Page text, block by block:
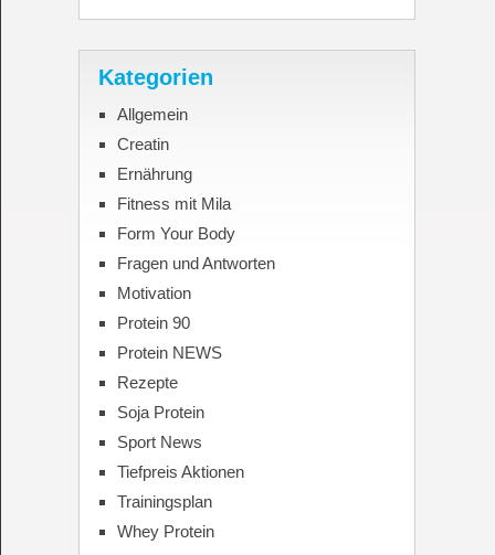
Kategorien
Allgemein
Creatin
Ernährung
Fitness mit Mila
Form Your Body
Fragen und Antworten
Motivation
Protein 90
Protein NEWS
Rezepte
Soja Protein
Sport News
Tiefpreis Aktionen
Trainingsplan
Whey Protein